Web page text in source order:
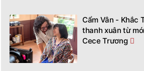
Cẩm Vân - Khắc
thanh xuân từ
Cece Trương